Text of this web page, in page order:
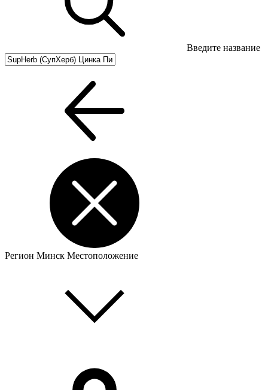
Введите название
Регион Минск Местоположение